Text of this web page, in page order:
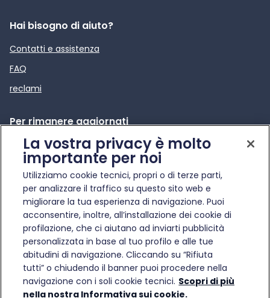
Hai bisogno di aiuto?
Contatti e assistenza
FAQ
reclami
Per rimanere aggiornati
News e comunicati stampa
Infotraffico
Apre in una nuova scheda
Etica e Compliance
© Gruppo FS Italiane 2025
Condizioni di trasporto
Protezione dati personali
Informativa sui cookie
Gestisci preferenze
Partita Iva 17182881007
La vostra privacy è molto
importante per noi
Utilizziamo cookie tecnici, propri o di terze parti,
per analizzare il traffico su questo sito web e
migliorare la tua esperienza di navigazione. Puoi
acconsentire, inoltre, all’installazione dei cookie di
profilazione, che ci aiutano ad inviarti pubblicità
personalizzata in base al tuo profilo e alle tue
abitudini di navigazione. Cliccando su “Rifiuta
tutti” o chiudendo il banner puoi procedere nella
navigazione con i soli cookie tecnici. Scopri di più
nella nostra Informativa sui cookie.